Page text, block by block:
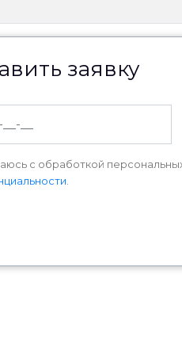
заявку
с обработкой